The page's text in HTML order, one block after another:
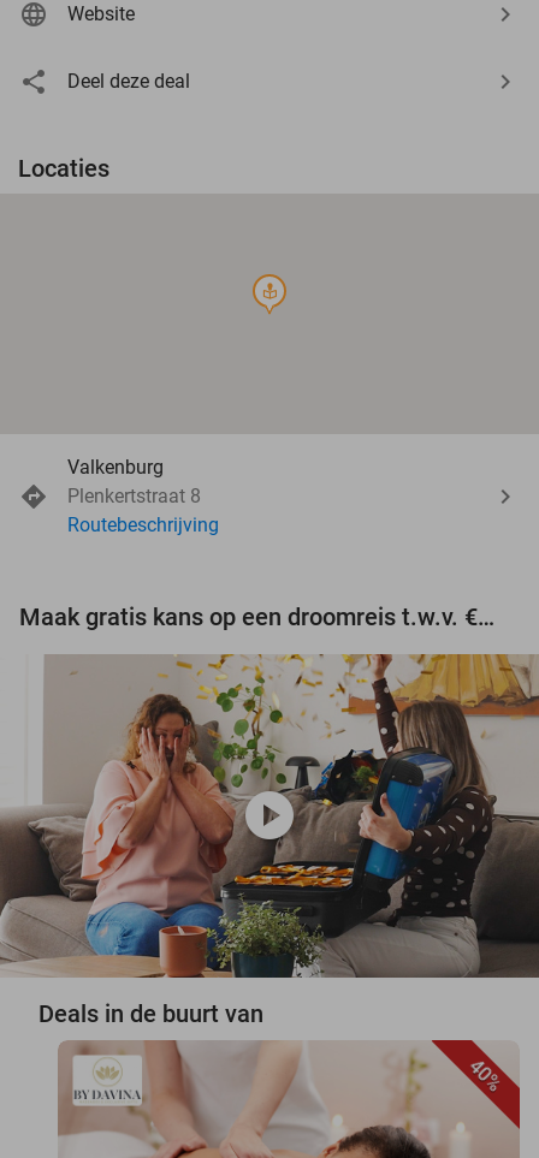
Website
Deel deze deal
Locaties
course
Valkenburg
Plenkertstraat 8
Routebeschrijving
Maak gratis kans op een droomreis t.w.v. €3.000!
play_circle
Deals in de buurt van
40%